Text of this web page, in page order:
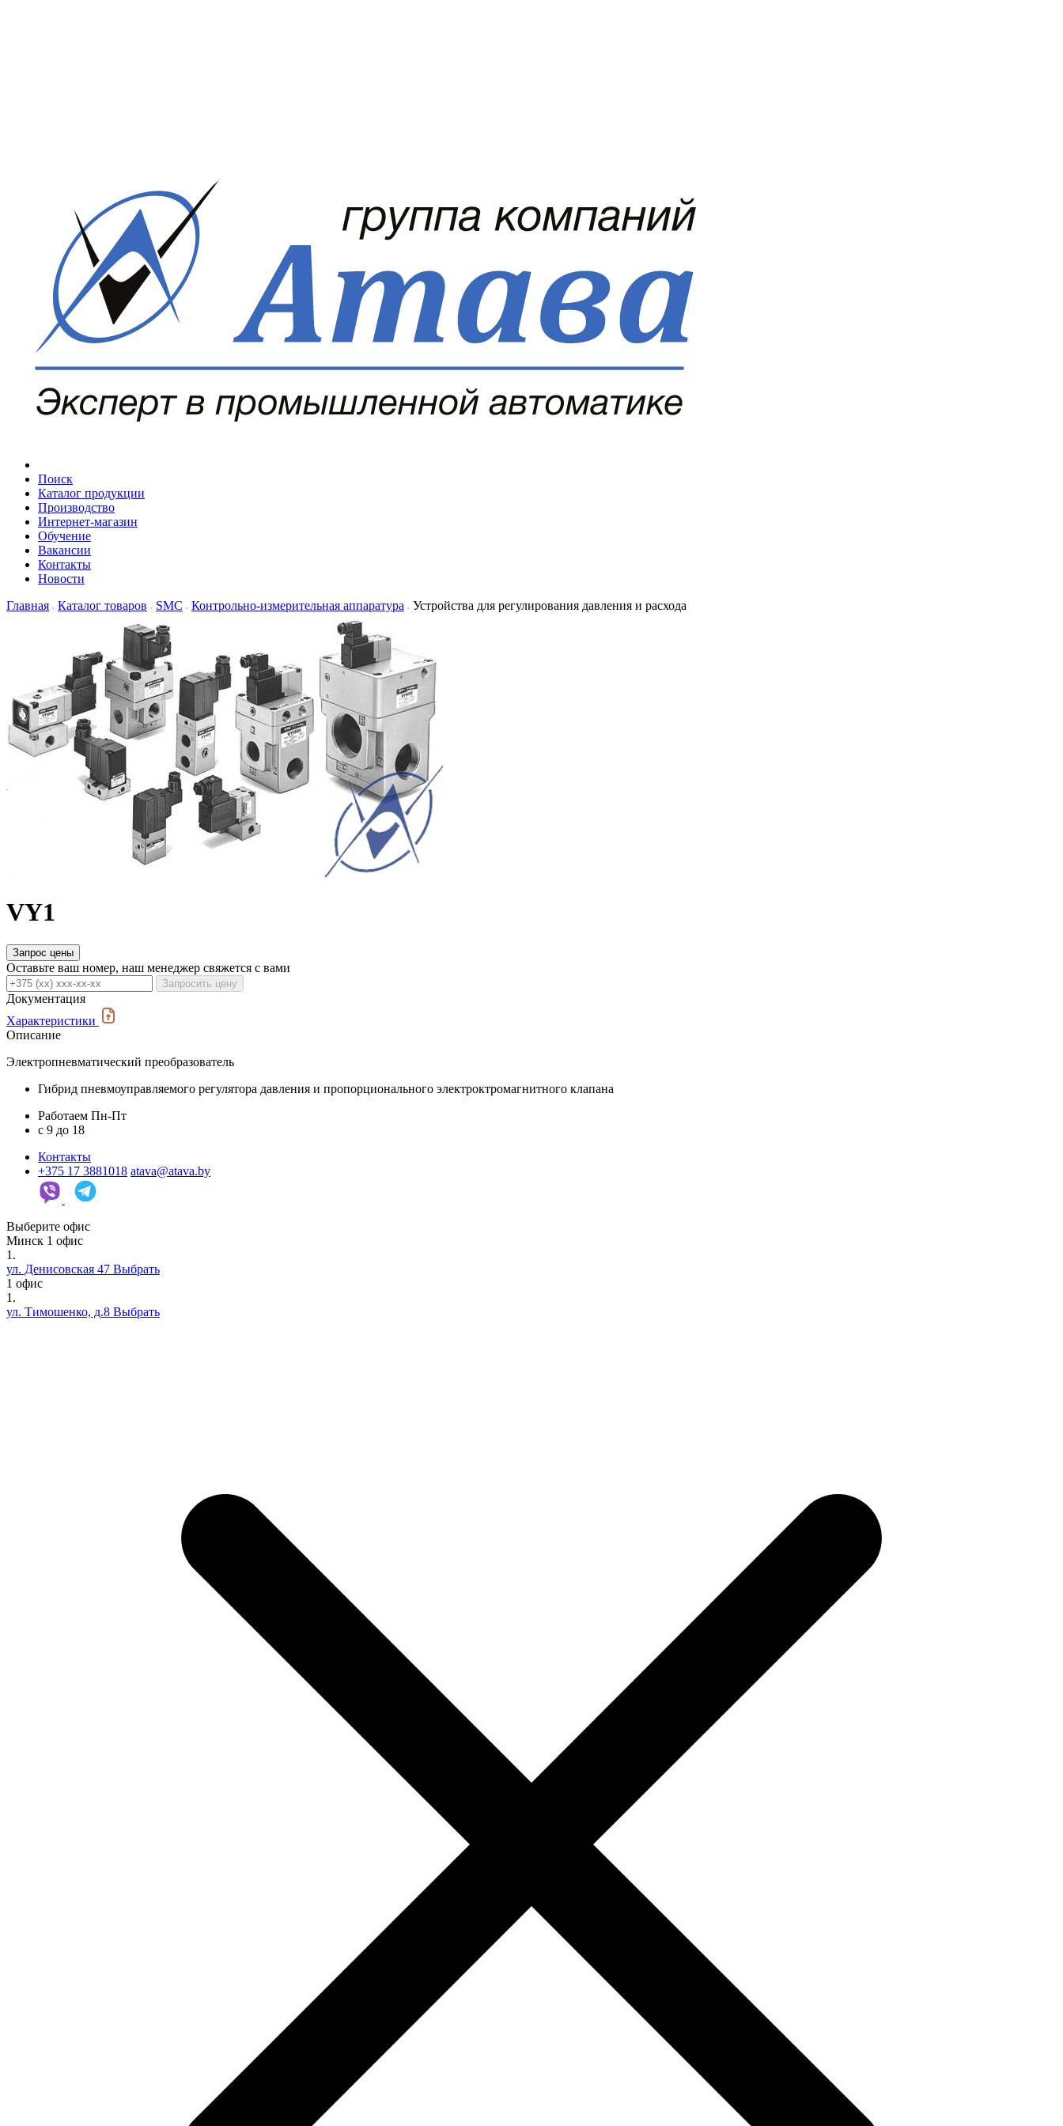
Поиск
Каталог продукции
Производство
Интернет-магазин
Обучение
Вакансии
Контакты
Новости
Главная
Каталог товаров SMC Контрольно-измерительная аппаратура Устройства для регулирования давления и расхода
VY1
Запрос цены
Оставьте ваш номер, наш менеджер свяжется с вами
Запросить цену
Документация
Характеристики
Описание
Электропневматический преобразователь
Гибрид пневмоуправляемого регулятора давления и пропорционального электроктромагнитного клапана
Работаем Пн-Пт
c 9 до 18
Контакты
+375 17 3881018 atava@atava.by
Выберите офис
Минск 1 офис
1.
ул. Денисовская 47 Выбрать
1 офис
1.
ул. Тимошенко, д.8 Выбрать